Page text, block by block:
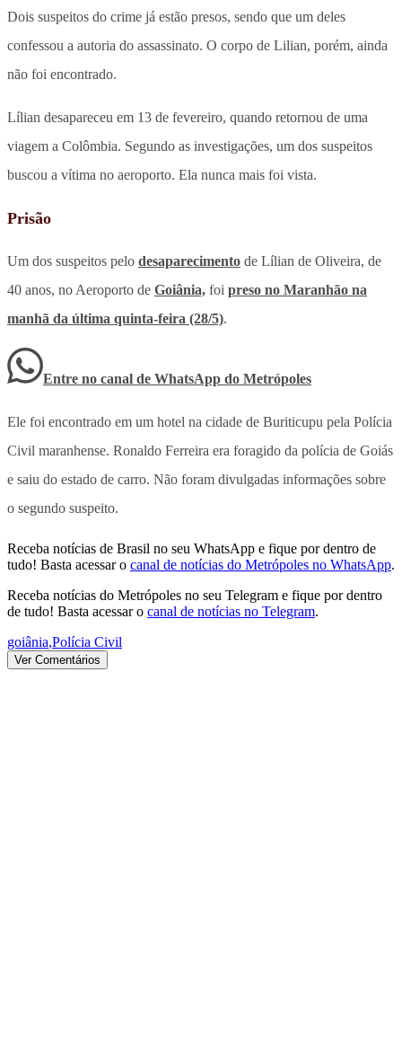
Dois suspeitos do crime já estão presos, sendo que um deles
confessou a autoria do assassinato. O corpo de Lilian, porém, ainda
não foi encontrado.
Lílian desapareceu em 13 de fevereiro, quando retornou de uma
viagem a Colômbia. Segundo as investigações, um dos suspeitos
buscou a vítima no aeroporto. Ela nunca mais foi vista.
Prisão
Um dos suspeitos pelo desaparecimento de Lílian de Oliveira, de
40 anos, no Aeroporto de Goiânia, foi preso no Maranhão na
manhã da última quinta-feira (28/5).
Entre no canal de WhatsApp do Metrópoles
Ele foi encontrado em um hotel na cidade de Buriticupu pela Polícia
Civil maranhense. Ronaldo Ferreira era foragido da polícia de Goiás
e saiu do estado de carro. Não foram divulgadas informações sobre
o segundo suspeito.
Receba notícias de Brasil no seu WhatsApp e fique por dentro de
tudo! Basta acessar o canal de notícias do Metrópoles no WhatsApp.
Receba notícias do Metrópoles no seu Telegram e fique por dentro
de tudo! Basta acessar o canal de notícias no Telegram.
goiânia,Polícia Civil
Ver Comentários